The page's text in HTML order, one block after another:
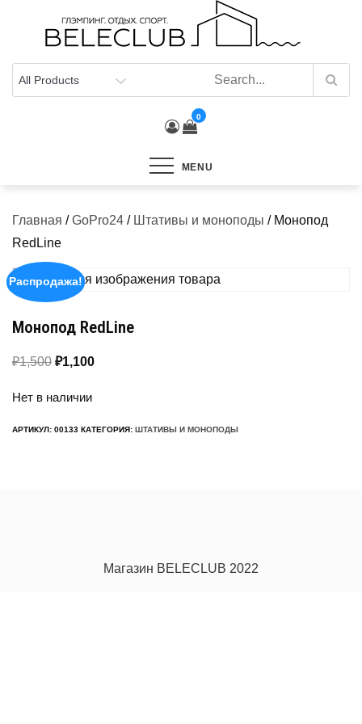
0
MENU
Главная /GoPro24 / Штативы и моноподы / Монопод
RedLine
Распродажа!
Монопод RedLine
₽1,500 Первоначальная
составляла
₽1,500.
₽1,100Текущая
Нет в наличии
АРТИКУЛ: 00133 КАТЕГОРИЯ: ШТАТИВЫ И МОНОПОДЫ
Магазин BELECLUB 2022